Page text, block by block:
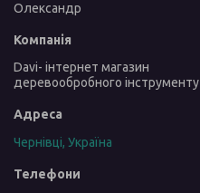
Олександр
Davi- інтернет магазин
деревообробного інструменту
Чернівці, Україна